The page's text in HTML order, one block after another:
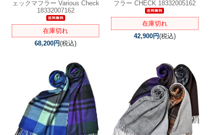
ェックマフラー Various Check
18332007162
在庫切れ
68,200円(税込)
フラー CHECK 18332005162
在庫切れ
42,900円(税込)